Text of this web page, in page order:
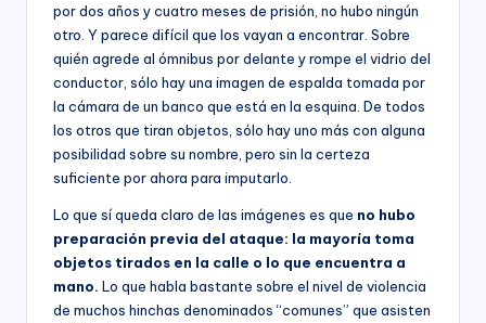
por dos años y cuatro meses de prisión, no hubo ningún
otro. Y parece difícil que los vayan a encontrar. Sobre
quién agrede al ómnibus por delante y rompe el vidrio del
conductor, sólo hay una imagen de espalda tomada por
la cámara de un banco que está en la esquina. De todos
los otros que tiran objetos, sólo hay uno más con alguna
posibilidad sobre su nombre, pero sin la certeza
suficiente por ahora para imputarlo.
Lo que sí queda claro de las imágenes es que no hubo
preparación previa del ataque: la mayoría toma
objetos tirados en la calle o lo que encuentra a
mano. Lo que habla bastante sobre el nivel de violencia
de muchos hinchas denominados “comunes” que asisten